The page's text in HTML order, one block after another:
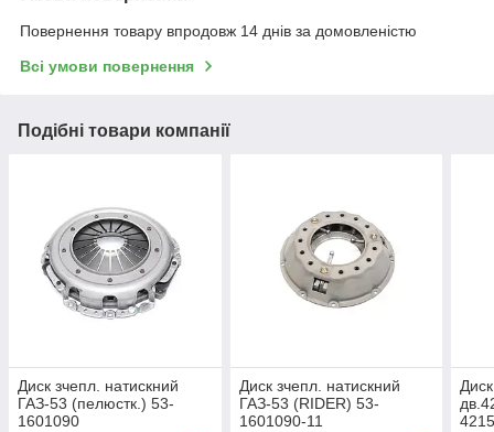
Повернення товару впродовж 14 днів за домовленістю
Всі умови повернення
Подібні товари компанії
Диск зчепл. натискний
ГАЗ-53 (пелюстк.) 53-
1601090
Диск зчепл. натискний
ГАЗ-53 (RIDER) 53-
1601090-11